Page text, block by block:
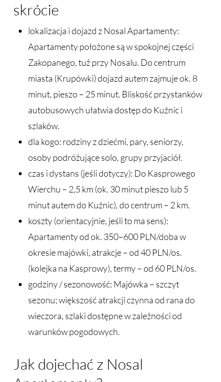
skrócie
lokalizacja i dojazd z Nosal Apartamenty:
Apartamenty położone są w spokojnej części
Zakopanego, tuż przy Nosalu. Do centrum
miasta (Krupówki) dojazd autem zajmuje ok. 8
minut, pieszo – 25 minut. Bliskość przystanków
autobusowych ułatwia dostęp do Kuźnic i
szlaków.
dla kogo: rodziny z dziećmi, pary, seniorzy,
osoby podróżujące solo, grupy przyjaciół.
czas i dystans (jeśli dotyczy): Do Kasprowego
Wierchu – 2,5 km (ok. 30 minut pieszo lub 5
minut autem do Kuźnic), do centrum – 2 km.
koszty (orientacyjnie, jeśli to ma sens):
Apartamenty od ok. 350–600 PLN/doba w
okresie majówki, atrakcje – od 40 PLN/os.
(kolejka na Kasprowy), termy – od 60 PLN/os.
godziny / sezonowość: Majówka – szczyt
sezonu; większość atrakcji czynna od rana do
wieczora, szlaki dostępne w zależności od
warunków pogodowych.
Jak dojechać z Nosal